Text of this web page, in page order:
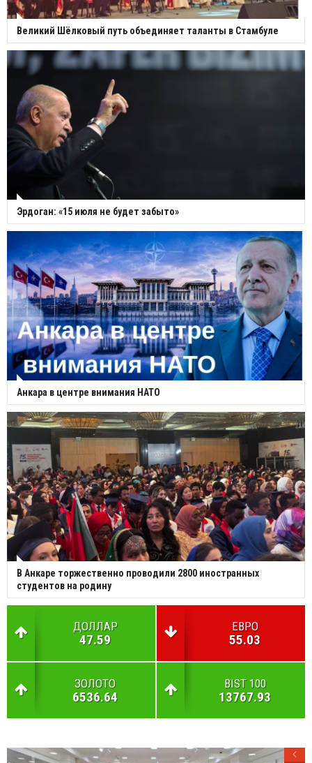
Великий Шёлковый путь объединяет таланты в Стамбуле
Эрдоган: «15 июля не будет забыто»
Анкара в центре внимания НАТО
В Анкаре торжественно проводили 2800 иностранных
студентов на родину
ДОЛЛАР
47.59
ЕВРО
55.03
ЗОЛОТО
6536.64
BIST 100
13767.93